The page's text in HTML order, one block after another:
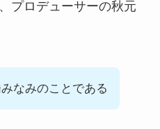
プロデューサーの秋元
なみのことである